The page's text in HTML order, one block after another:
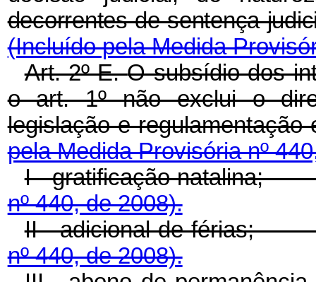
decorrentes de
(Incluído pela Medida
Art. 2º-E.O subsídio dos
o art. 1º não exclui o
legislação e
pela Medida Provisória nº
I - gratificação
nº 440, de 2008).
II - adicional de
nº 440, de 2008).